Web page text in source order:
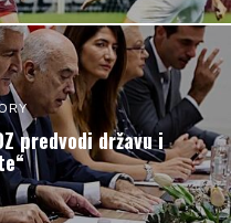
predvodi državu i